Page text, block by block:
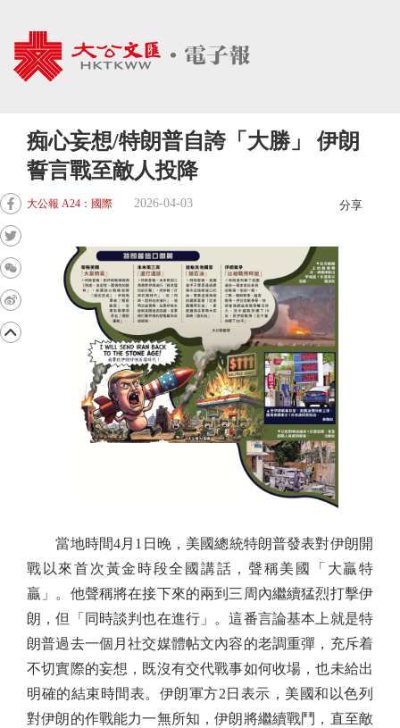
痴心妄想/特朗普自誇「大勝」 伊朗
誓言戰至敵人投降
大公報 A24：國際 2026-04-03 分享
當地時間4月1日晚，美國總統特朗普發表對伊朗開
戰以來首次黃金時段全國講話，聲稱美國「大贏特
贏」。他聲稱將在接下來的兩到三周內繼續猛烈打擊伊
朗，但「同時談判也在進行」。這番言論基本上就是特
朗普過去一個月社交媒體帖文內容的老調重彈，充斥着
不切實際的妄想，既沒有交代戰事如何收場，也未給出
明確的結束時間表。伊朗軍方2日表示，美國和以色列
對伊朗的作戰能力一無所知，伊朗將繼續戰鬥，直至敵